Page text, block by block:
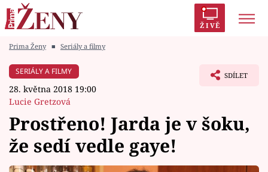
ŽIVĚ
Módní alarm
Témata
Prima Ženy ■ Seriály a filmy
SERIÁLY A FILMY
28. května 2018 19:00
Lucie Gretzová
SDÍLET
Prostřeno! Jarda je v šoku,
že sedí vedle gaye!